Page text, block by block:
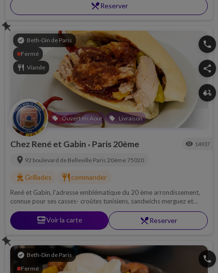
restaurant_menuReserver
verified Beth-Din de Paris
Fermé
restaurant Viande
local_offer Ouvert en Aout local_offer Livraison
phone
share
delivery_dining
Chez René et Gabin • Paris 20ème visibility 14937
location_on 92 boulevard de Belleville Paris 20ème 75020
outdoor_grill Grillades restaurant commander
René et Gabin, l'adresse emblématique du 20 ème arrondissement,
connue pour ses casses- croûtes tunisiens, sandwichs merguez et
accompagnement savoureux ! Passez vos commandes de shabbat
jeudi avant 18H
set_mealVoir la carte restaurant_menuReserver
verified Beth-Din de Paris
Fermé
phone